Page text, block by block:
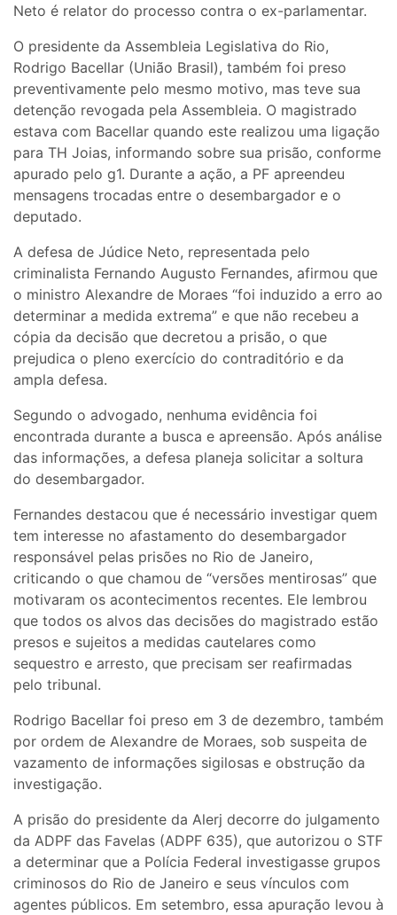
Neto é relator do processo contra o ex-parlamentar.
O presidente da Assembleia Legislativa do Rio,
Rodrigo Bacellar (União Brasil), também foi preso
preventivamente pelo mesmo motivo, mas teve sua
detenção revogada pela Assembleia. O magistrado
estava com Bacellar quando este realizou uma ligação
para TH Joias, informando sobre sua prisão, conforme
apurado pelo g1. Durante a ação, a PF apreendeu
mensagens trocadas entre o desembargador e o
deputado.
A defesa de Júdice Neto, representada pelo
criminalista Fernando Augusto Fernandes, afirmou que
o ministro Alexandre de Moraes “foi induzido a erro ao
determinar a medida extrema” e que não recebeu a
cópia da decisão que decretou a prisão, o que
prejudica o pleno exercício do contraditório e da
ampla defesa.
Segundo o advogado, nenhuma evidência foi
encontrada durante a busca e apreensão. Após análise
das informações, a defesa planeja solicitar a soltura
do desembargador.
Fernandes destacou que é necessário investigar quem
tem interesse no afastamento do desembargador
responsável pelas prisões no Rio de Janeiro,
criticando o que chamou de “versões mentirosas” que
motivaram os acontecimentos recentes. Ele lembrou
que todos os alvos das decisões do magistrado estão
presos e sujeitos a medidas cautelares como
sequestro e arresto, que precisam ser reafirmadas
pelo tribunal.
Rodrigo Bacellar foi preso em 3 de dezembro, também
por ordem de Alexandre de Moraes, sob suspeita de
vazamento de informações sigilosas e obstrução da
investigação.
A prisão do presidente da Alerj decorre do julgamento
da ADPF das Favelas (ADPF 635), que autorizou o STF
a determinar que a Polícia Federal investigasse grupos
criminosos do Rio de Janeiro e seus vínculos com
agentes públicos. Em setembro, essa apuração levou à